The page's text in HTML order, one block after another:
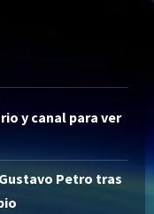
y canal para ver
Petro tras